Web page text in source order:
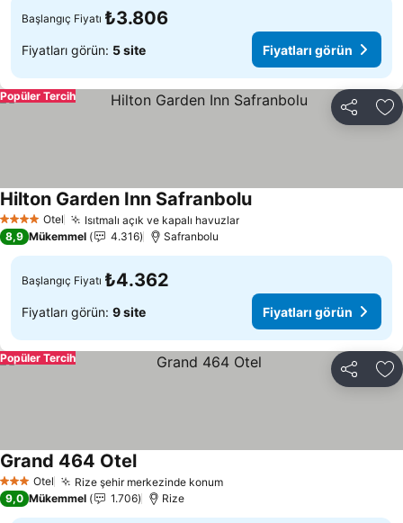
Başlangıç Fiyatı ₺3.806
Fiyatları görün: 5 site Fiyatları görün
Paylaş
Popüler Tercih
4 Yıldız Otel Isıtmalı açık ve kapalı havuzlar
Hilton Garden Inn Safranbolu
8,9 Mükemmel 4.316 Safranbolu
Başlangıç Fiyatı ₺4.362
Fiyatları görün: 9 site Fiyatları görün
Paylaş
Popüler Tercih
3 YıldızOtel Rize şehir merkezinde konum
Grand 464 Otel
9,0 Mükemmel 1.706 Rize